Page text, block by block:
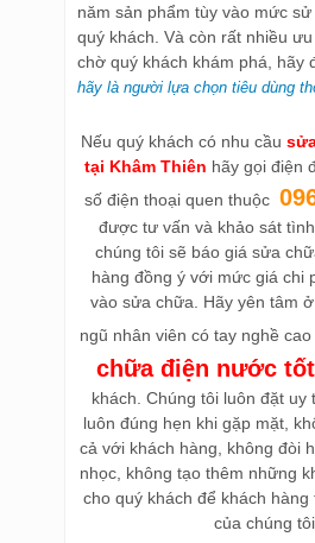
năm sản phẩm tùy vào mức
quý khách. Và còn rất nhiều
chờ quý khách khám phá, hãy
hãy là người lựa chọn tiêu dùng
Nếu quý khách có nhu cầu
tại Khâm Thiên hãy gọi điện
số điện thoại quen thuộc
được tư vấn và khảo sát
chúng tôi sẽ báo giá sửa
hàng đồng ý với mức giá chi
vào sửa chữa. Hãy yên tâm
ngũ nhân viên có tay nghề
chữa điện nước
khách. Chúng tôi luôn đặt uy
luôn đúng hẹn khi gặp mặt,
cả với khách hàng, không đòi
nhọc, không tạo thêm những
cho quý khách để khách hàng
của chúng tôi.